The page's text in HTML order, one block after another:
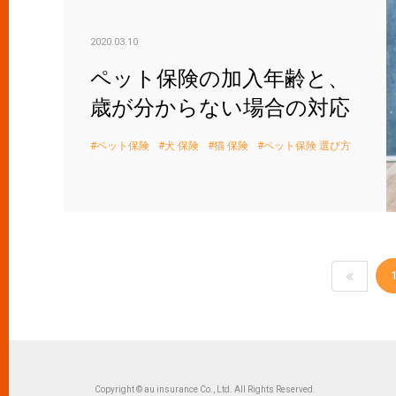
2020.03.10
ペット保険の加入年齢と、
歳が分からない場合の対応
ペット保険 犬 保険 猫 保険 ペット保険 選び方
1
Copyright © au insurance Co., Ltd. All Rights Reserved.